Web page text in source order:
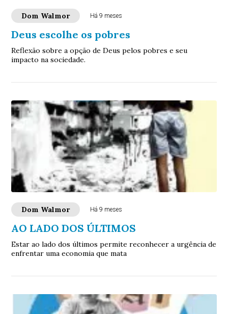
Dom Walmor Há 9 meses
Deus escolhe os pobres
Reflexão sobre a opção de Deus pelos pobres e seu
impacto na sociedade.
Dom Walmor Há 9 meses
AO LADO DOS ÚLTIMOS
Estar ao lado dos últimos permite reconhecer a urgência de
enfrentar uma economia que mata